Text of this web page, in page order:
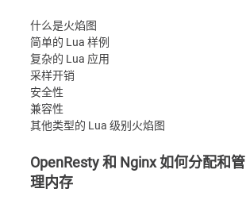
什么是火焰图
简单的 Lua 样例
复杂的 Lua 应用
采样开销
安全性
兼容性
其他类型的 Lua 级别火焰图
OpenResty 和 Nginx 如何分配和管
理内存